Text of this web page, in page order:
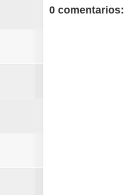
0 comentarios: